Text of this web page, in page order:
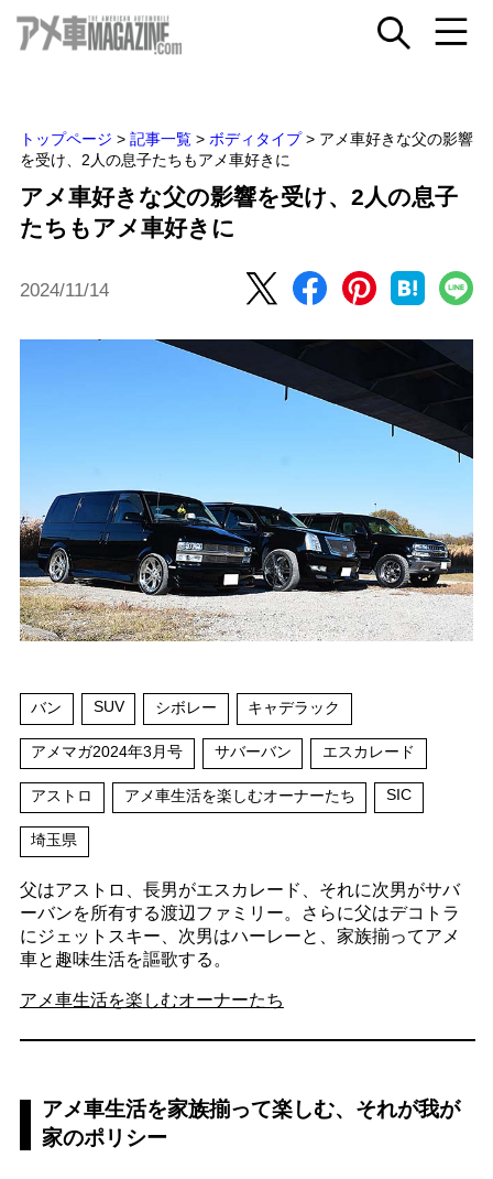
トップページ > 記事一覧 > ボディタイプ > アメ車好きな父の影響
を受け、2人の息子たちもアメ車好きに
アメ車好きな父の影響を受け、2人の息子
たちもアメ車好きに
2024/11/14
バン SUV シボレー キャデラック
アメマガ2024年3月号 サバーバン エスカレード
アストロ アメ車生活を楽しむオーナーたち SIC
埼玉県
父はアストロ、長男がエスカレード、それに次男がサバ
ーバンを所有する渡辺ファミリー。さらに父はデコトラ
にジェットスキー、次男はハーレーと、家族揃ってアメ
車と趣味生活を謳歌する。
アメ車生活を楽しむオーナーたち
アメ車生活を家族揃って楽しむ、それが我が
家のポリシー